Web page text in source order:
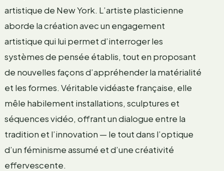
artistique de New York. L’artiste plasticienne
aborde la création avec un engagement
artistique qui lui permet d’interroger les
systèmes de pensée établis, tout en proposant
de nouvelles façons d’appréhender la matérialité
et les formes. Véritable vidéaste française, elle
mêle habilement installations, sculptures et
séquences vidéo, offrant un dialogue entre la
tradition et l’innovation — le tout dans l’optique
d’un féminisme assumé et d’une créativité
effervescente.